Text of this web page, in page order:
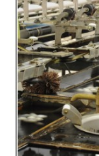
KONTAKT